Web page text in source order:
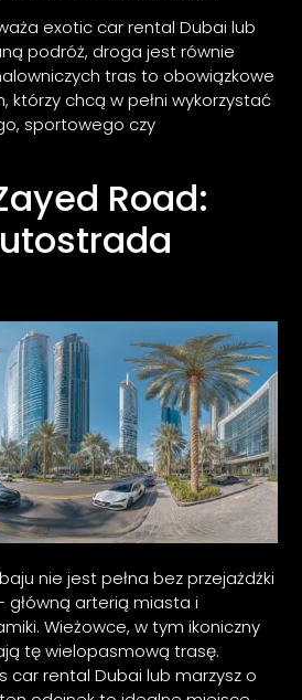
exotic car rental Dubai lub
podróż, droga jest równie
tras to obowiązkowe
którzy chcą w pełni wykorzystać
sportowego czy
Road:
nie jest pełna bez przejażdżki
główną arterią miasta i
Wieżowce, w tym ikoniczny
tę wielopasmową trasę.
car rental Dubai lub marzysz o